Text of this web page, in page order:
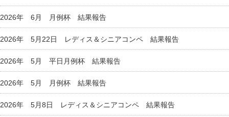
2026年 6月 月例杯 結果報告
2026年 5月22日 レディス＆シニアコンペ 結果報告
2026年 5月 平日月例杯 結果報告
2026年 5月 月例杯 結果報告
2026年 5月8日 レディス＆シニアコンペ 結果報告